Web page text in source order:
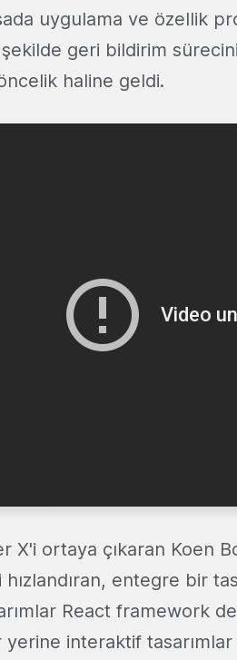
uygulama ve özellik
geri bildirim
haline geldi.
X'i ortaya çıkaran Koen
entegre bir
React framework
interaktif